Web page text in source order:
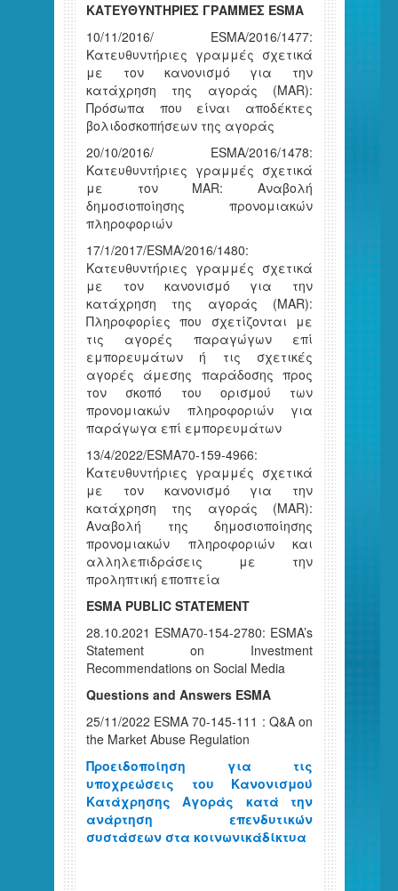
ΚΑΤΕΥΘΥΝΤΗΡΙΕΣ ΓΡΑΜΜΕΣ ESMA
10/11/2016/ ESMA/2016/1477:
Κατευθυντήριες γραμμές σχετικά
με τον κανονισμό για την
κατάχρηση της αγοράς (MAR):
Πρόσωπα που είναι αποδέκτες
βολιδοσκοπήσεων της αγοράς
20/10/2016/ ESMA/2016/1478:
Κατευθυντήριες γραμμές σχετικά
με τον MAR: Αναβολή
δημοσιοποίησης προνομιακών
πληροφοριών
17/1/2017/ESMA/2016/1480:
Κατευθυντήριες γραμμές σχετικά
με τον κανονισμό για την
κατάχρηση της αγοράς (MAR):
Πληροφορίες που σχετίζονται με
τις αγορές παραγώγων επί
εμπορευμάτων ή τις σχετικές
αγορές άμεσης παράδοσης προς
τον σκοπό του ορισμού των
προνομιακών πληροφοριών για
παράγωγα επί εμπορευμάτων
13/4/2022/ESMA70-159-4966:
Κατευθυντήριες γραμμές σχετικά
με τον κανονισμό για την
κατάχρηση της αγοράς (MAR):
Αναβολή της δημοσιοποίησης
προνομιακών πληροφοριών και
αλληλεπιδράσεις με την
προληπτική εποπτεία
ESMA PUBLIC STATEMENT
28.10.2021 ESMA70-154-2780: ESMA’s
Statement on Investment
Recommendations on Social Media
Questions and Answers ESMA
25/11/2022 ESMA 70-145-111 : Q&Α on
the Market Abuse Regulation
Προειδοποίηση για τις
υποχρεώσεις του Κανονισμού
Κατάχρησης Αγοράς κατά την
ανάρτηση επενδυτικών
συστάσεων στα κοινωνικάδίκτυα